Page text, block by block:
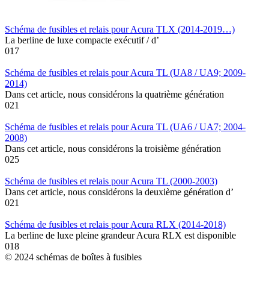
Schéma de fusibles et relais pour Acura TLX (2014-2019…)
La berline de luxe compacte exécutif / d’
017
Schéma de fusibles et relais pour Acura TL (UA8 / UA9; 2009-
2014)
Dans cet article, nous considérons la quatrième génération
021
Schéma de fusibles et relais pour Acura TL (UA6 / UA7; 2004-
2008)
Dans cet article, nous considérons la troisième génération
025
Schéma de fusibles et relais pour Acura TL (2000-2003)
Dans cet article, nous considérons la deuxième génération d’
021
Schéma de fusibles et relais pour Acura RLX (2014-2018)
La berline de luxe pleine grandeur Acura RLX est disponible
018
© 2024 schémas de boîtes à fusibles